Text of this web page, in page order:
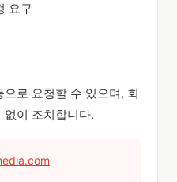
요구
로 요청할 수 있으며, 회
이 조치합니다.